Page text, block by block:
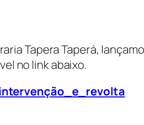
Tapera Taperá,
no link abaixo.